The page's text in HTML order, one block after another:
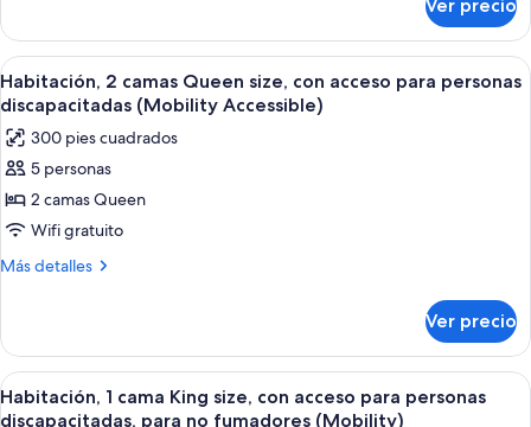
para
no
fumadores
(Family)
Deluxe,
habitación,
para
fumadores
(Family)
Ver precio
Abrir
todas
las
fotos
de
Habitación,
2
camas
con
acceso
para
Habitación de hotel con dos camas,
4
Habitación, 2 camas Queen size, con acceso para personas
discapacitadas (Mobility Accessible)
300 pies cuadrados
5 personas
2 camas Queen
Wifi gratuito
Más detalles
Más
2
camas
Queen
size,
Ver precio
Abrir
todas
Una habitación de hotel con una
5
Habitación, 1 cama King size, con acceso para personas
discapacitadas, para no fumadores (Mobility)